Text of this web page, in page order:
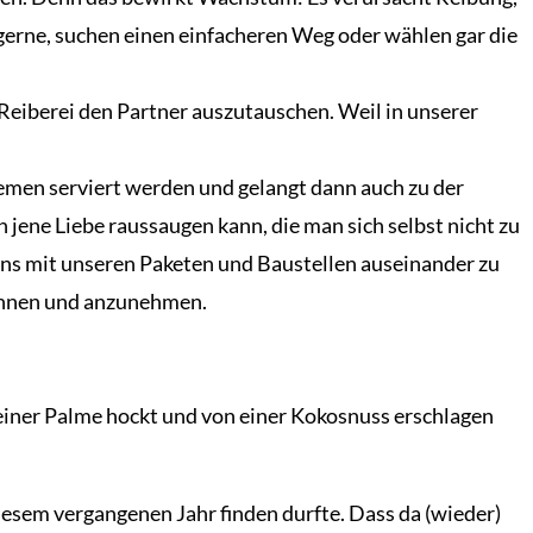
suchen einen einfacheren Weg oder wählen gar die
den Partner auszutauschen. Weil in unserer
serviert werden und gelangt dann auch zu der
Liebe raussaugen kann, die man sich selbst nicht zu
mit unseren Paketen und Baustellen auseinander zu
und anzunehmen.
Palme hockt und von einer Kokosnuss erschlagen
vergangenen Jahr finden durfte. Dass da (wieder)